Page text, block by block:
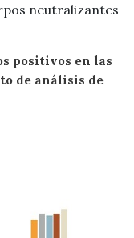
neutralizantes
positivos en las
de análisis de